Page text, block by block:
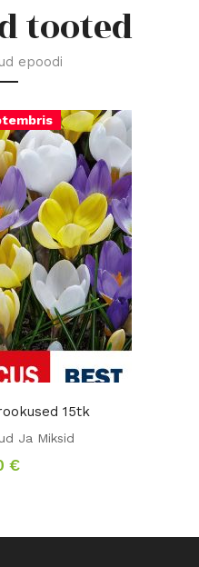
tooted
epoodi
15tk
Ja Miksid
€